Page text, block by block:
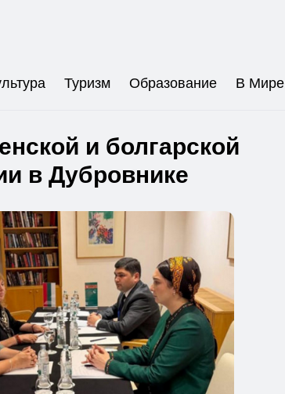
Туризм Образование В Мире
и болгарской
в Дубровнике